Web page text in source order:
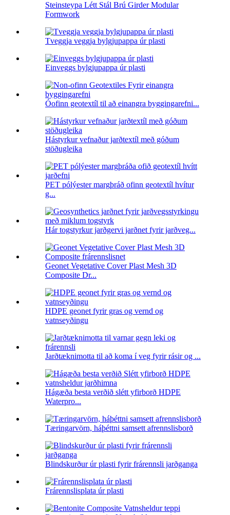
Steinsteypa Létt Stál Brú Girder Modular
Formwork
Tveggja veggja bylgjupappa úr plasti
Einveggs bylgjupappa úr plasti
Óofinn geotextíl til að einangra byggingarefni...
Hástyrkur vefnaður jarðtextíl með góðum
stöðugleika
PET pólýester margþráð ofinn geotextíl hvítur
g...
Hár togstyrkur jarðgervi jarðnet fyrir jarðveg...
Geonet Vegetative Cover Plast Mesh 3D
Composite Dr...
HDPE geonet fyrir gras og vernd og
vatnseyðingu
Jarðtæknimotta til að koma í veg fyrir rásir og ...
Hágæða besta verðið slétt yfirborð HDPE
Waterpro...
Tæringarvörn, háþéttni samsett afrennslisborð
Blindskurður úr plasti fyrir frárennsli jarðganga
Frárennslisplata úr plasti